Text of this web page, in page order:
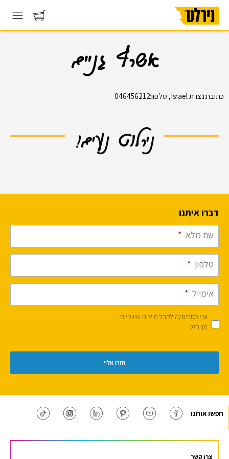
אשרף גניים
כתובת:נצרת Israel, טלפון:046456212
נירלוט נעים!
דברו איתנו
שם מלא *
טלפון *
אימייל *
אני מסכים/ה לקבל מיילים שיווקיים
מנירלט
חפשו אותנו
צרו קשר